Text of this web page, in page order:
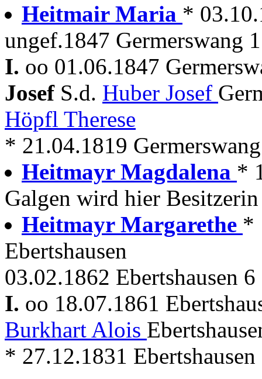
Heitmair Maria *
ungef.1847 Germerswang
I. oo 01.06.1847
Josef S.d. Huber Josef
Höpfl Therese
* 21.04.1819
Heitmayr Magdalena *
Galgen wird hier Besitzerin
Heitmayr Margarethe *
Ebertshausen
03.02.1862 Ebertshausen
I. oo 18.07.1861
Burkhart Alois
* 27.12.1831